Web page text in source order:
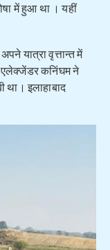
में हुआ था । यहीं
यात्रा वृत्तान्त में
एलेक्जेंडर कनिंघम ने
था। इलाहाबाद